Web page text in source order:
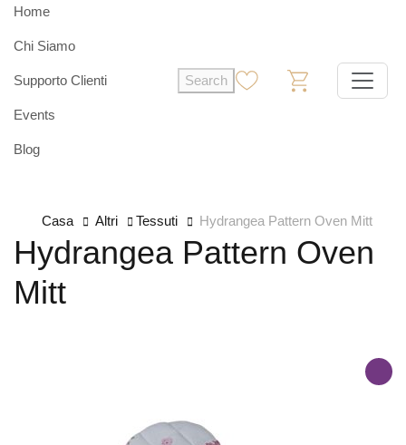
Home
Chi Siamo
Supporto Clienti
Events
Blog
Search
Casa Altri Tessuti Hydrangea Pattern Oven Mitt
Hydrangea Pattern Oven
Mitt